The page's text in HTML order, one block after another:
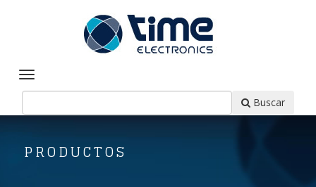
Buscar
PRODUCTOS